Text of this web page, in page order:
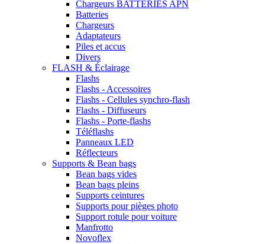
Chargeurs BATTERIES APN
Batteries
Chargeurs
Adaptateurs
Piles et accus
Divers
FLASH & Éclairage
Flashs
Flashs - Accessoires
Flashs - Cellules synchro-flash
Flashs - Diffuseurs
Flashs - Porte-flashs
Téléflashs
Panneaux LED
Réflecteurs
Supports & Bean bags
Bean bags vides
Bean bags pleins
Supports ceintures
Supports pour pièges photo
Support rotule pour voiture
Manfrotto
Novoflex